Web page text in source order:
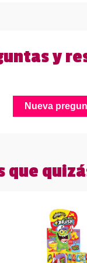
y
Nueva
que